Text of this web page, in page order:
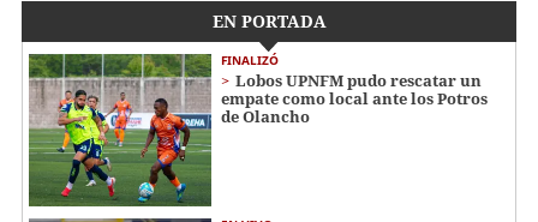
EN PORTADA
FINALIZÓ
Lobos UPNFM pudo rescatar un
empate como local ante los Potros
de Olancho